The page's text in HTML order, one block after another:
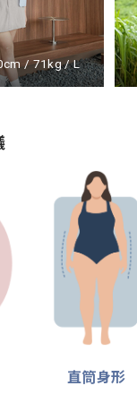
/ 71kg / L
直筒身形